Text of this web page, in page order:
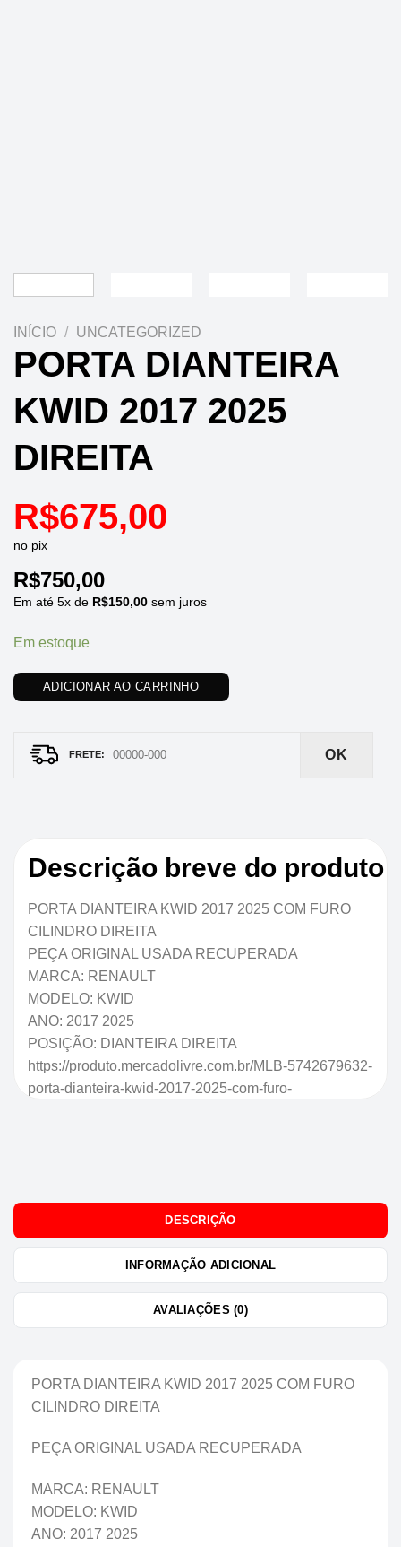
INÍCIO / UNCATEGORIZED
PORTA DIANTEIRA
KWID 2017 2025
DIREITA
R$675,00
no pix
R$750,00
Em até 5x de R$150,00 sem juros
Em estoque
ADICIONAR AO CARRINHO
OK
Descrição breve do produto
PORTA DIANTEIRA KWID 2017 2025 COM FURO
CILINDRO DIREITA
PEÇA ORIGINAL USADA RECUPERADA
MARCA: RENAULT
MODELO: KWID
ANO: 2017 2025
POSIÇÃO: DIANTEIRA DIREITA
https://produto.mercadolivre.com.br/MLB-5742679632-
porta-dianteira-kwid-2017-2025-com-furo-
DESCRIÇÃO
INFORMAÇÃO ADICIONAL
AVALIAÇÕES (0)
PORTA DIANTEIRA KWID 2017 2025 COM FURO
CILINDRO DIREITA
PEÇA ORIGINAL USADA RECUPERADA
MARCA: RENAULT
MODELO: KWID
ANO: 2017 2025